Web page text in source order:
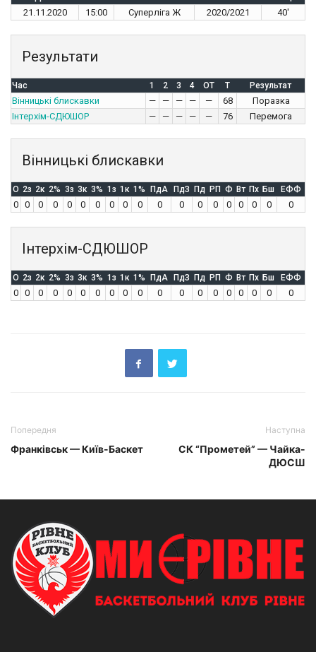
21.11.2020 15:00 Суперліга Ж 2020/2021 40'
Результати
Час 1 2 3 4 OT T Результат
Вінницькі блискавки — — — — — 68
Поразка
Інтерхім-СДЮШОР
— — — — — 76 Перемога
Вінницькі блискавки
O 2з 2к 2% 3з 3к 3% 1з 1к 1% ПдА ПдЗ Пд РП Ф Вт Пх Бш ЕФФ
0 0 0 0 0 0 0 0 0 0 0 0 0 0 0 0 0 0 0
Інтерхім-СДЮШОР
O 2з 2к 2% 3з 3к 3% 1з 1к 1% ПдА ПдЗ Пд РП Ф Вт Пх Бш ЕФФ
0 0 0 0 0 0 0 0 0 0 0 0 0 0 0 0 0 0 0
Попередня
Франківськ — Київ-Баскет
Наступна
СК “Прометей” — Чайка-
ДЮСШ